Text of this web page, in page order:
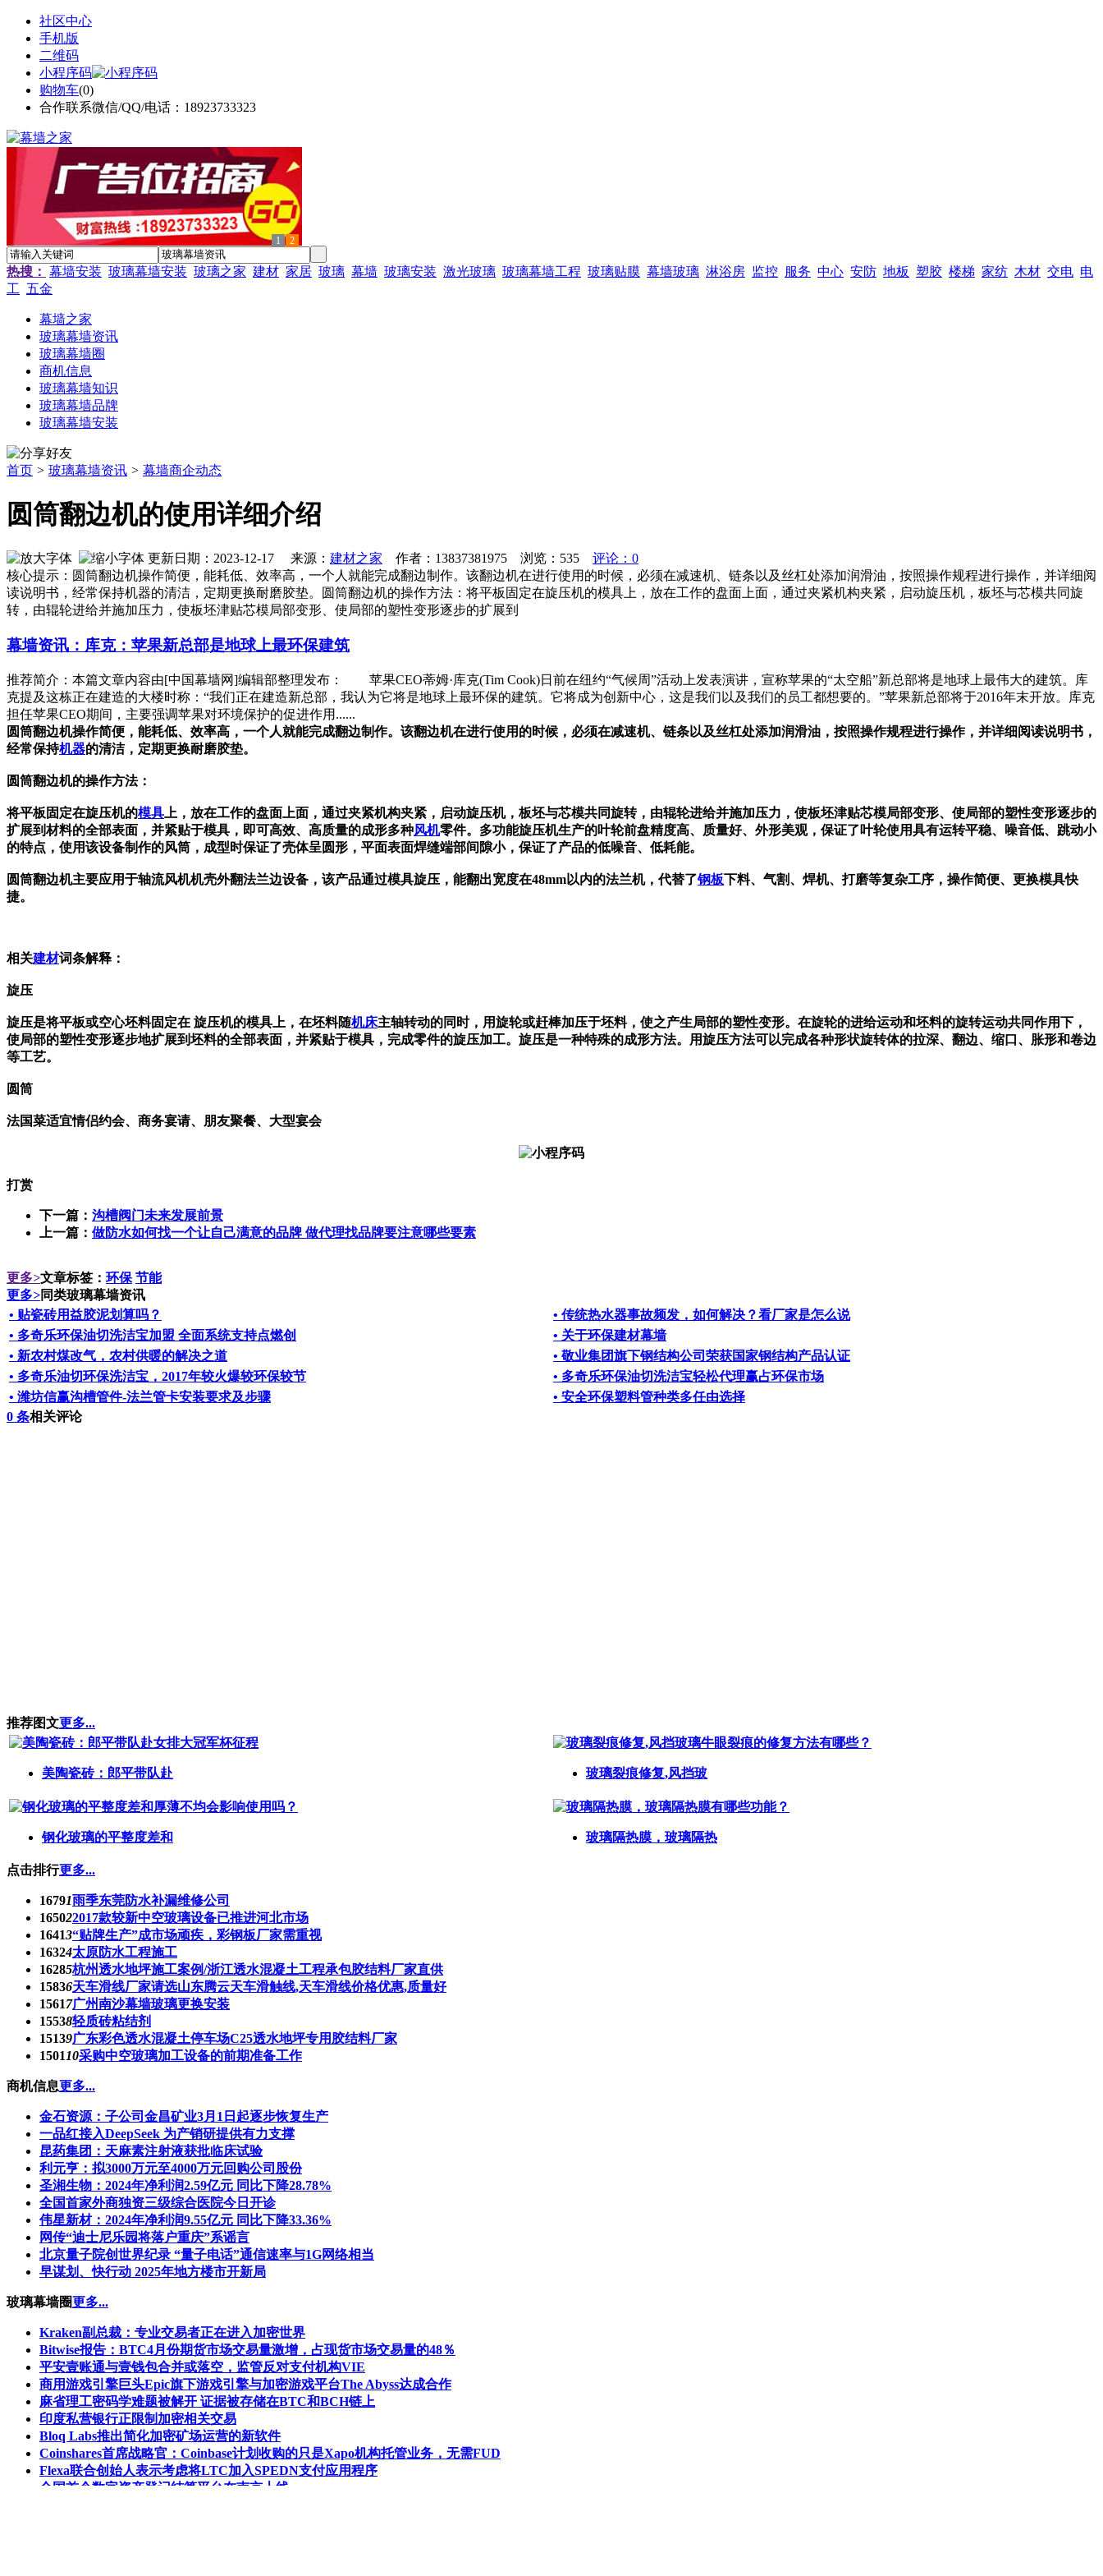
社区中心
手机版
二维码
小程序码
购物车(0)
合作联系微信/QQ/电话：18923733323
1 2
热搜： 幕墙安装 玻璃幕墙安装 玻璃之家 建材 家居 玻璃 幕墙 玻璃安装 激光玻璃 玻璃幕墙工程 玻璃贴膜 幕墙玻璃 淋浴房 监控 服务 中心 安防 地板 塑胶 楼梯 家纺 木材 交电 电
工 五金
幕墙之家
玻璃幕墙资讯
玻璃幕墙圈
商机信息
玻璃幕墙知识
玻璃幕墙品牌
玻璃幕墙安装
首页 > 玻璃幕墙资讯 > 幕墙商企动态
圆筒翻边机的使用详细介绍
更新日期：2023-12-17 来源： 建材之家 作者：13837381975 浏览： 535
评论：0
核心提示：圆筒翻边机操作简便，能耗低、效率高，一个人就能完成翻边制作。该翻边机在进行使用的时候，必须在减速机、链条以及丝杠处添加润滑油，按照操作规程进行操作，并详细阅
读说明书，经常保持机器的清洁，定期更换耐磨胶垫。圆筒翻边机的操作方法：将平板固定在旋压机的模具上，放在工作的盘面上面，通过夹紧机构夹紧，启动旋压机，板坯与芯模共同旋
转，由辊轮进给并施加压力，使板坯津贴芯模局部变形、使局部的塑性变形逐步的扩展到
幕墙资讯：库克：苹果新总部是地球上最环保建筑
推荐简介：本篇文章内容由[中国幕墙网]编辑部整理发布： 苹果CEO蒂姆·库克(Tim Cook)日前在纽约“气候周”活动上发表演讲，宣称苹果的“太空船”新总部将是地球上最伟大的建筑。库
克提及这栋正在建造的大楼时称：“我们正在建造新总部，我认为它将是地球上最环保的建筑。它将成为创新中心，这是我们以及我们的员工都想要的。”苹果新总部将于2016年末开放。库克
担任苹果CEO期间，主要强调苹果对环境保护的促进作用......
圆筒翻边机操作简便，能耗低、效率高，一个人就能完成翻边制作。该翻边机在进行使用的时候，必须在减速机、链条以及丝杠处添加润滑油，按照操作规程进行操作，并详细阅读说明书，
经常保持机器的清洁，定期更换耐磨胶垫。
圆筒翻边机的操作方法：
将平板固定在旋压机的模具 上，放在工作的盘面上面，通过夹紧机构夹紧，启动旋压机，板坯与芯模共同旋转，由辊轮进给并施加压力，使板坯津贴芯模局部变形、使局部的塑性变形逐步的
扩展到材料的全部表面，并紧贴于模具，即可高效、高质量的成形多种风机零件。多功能旋压机生产的叶轮前盘精度高、质量好、外形美观，保证了叶轮使用具有运转平稳、噪音低、跳动小
的特点，使用该设备制作的风筒，成型时保证了壳体呈圆形，平面表面焊缝端部间隙小，保证了产品的低噪音、低耗能。
圆筒翻边机主要应用于轴流风机机壳外翻法兰边设备，该产品通过模具旋压，能翻出宽度在48mm以内的法兰机，代替了钢板下料、气割、焊机、打磨等复杂工序，操作简便、更换模具快
捷。
相关建材词条解释：
旋压
旋压是将平板或空心坯料固定在 旋压机的模具上，在坯料随机床主轴转动的同时，用旋轮或赶棒加压于坯料，使之产生局部的塑性变形。在旋轮的进给运动和坯料的旋转运动共同作用下，
使局部的塑性变形逐步地扩展到坯料的全部表面，并紧贴于模具，完成零件的旋压加工。旋压是一种特殊的成形方法。用旋压方法可以完成各种形状旋转体的拉深、翻边、缩口、胀形和卷边
等工艺。
圆筒
法国菜适宜情侣约会、商务宴请、朋友聚餐、大型宴会
打赏
下一篇： 沟槽阀门未来发展前景
上一篇： 做防水如何找一个让自己满意的品牌 做代理找品牌要注意哪些要素
更多>文章标签： 环保 节能
更多>同类玻璃幕墙资讯
• 贴瓷砖用益胶泥划算吗？
• 传统热水器事故频发，如何解决？看厂家是怎么说
• 多奇乐环保油切洗洁宝加盟 全面系统支持点燃创
• 关于环保建材幕墙
• 新农村煤改气，农村供暖的解决之道
• 敬业集团旗下钢结构公司荣获国家钢结构产品认证
• 多奇乐油切环保洗洁宝，2017年较火爆较环保较节
• 多奇乐环保油切洗洁宝轻松代理赢占环保市场
• 潍坊信赢沟槽管件-法兰管卡安装要求及步骤
• 安全环保塑料管种类多任由选择
0 条相关评论
推荐图文更多...
美陶瓷砖：郎平带队赴 玻璃裂痕修复,风挡玻
钢化玻璃的平整度差和 玻璃隔热膜，玻璃隔热
点击排行更多...
16791雨季东莞防水补漏维修公司
165022017款较新中空玻璃设备已推进河北市场
16413“贴牌生产”成市场顽疾，彩钢板厂家需重视
16324太原防水工程施工
16285杭州透水地坪施工案例/浙江透水混凝土工程承包胶结料厂家直供
15836天车滑线厂家请选山东腾云天车滑触线,天车滑线价格优惠,质量好
15617广州南沙幕墙玻璃更换安装
15538轻质砖粘结剂
15139广东彩色透水混凝土停车场C25透水地坪专用胶结料厂家
1501 10采购中空玻璃加工设备的前期准备工作
商机信息更多...
金石资源：子公司金昌矿业3月1日起逐步恢复生产
一品红接入DeepSeek 为产销研提供有力支撑
昆药集团：天麻素注射液获批临床试验
利元亨：拟3000万元至4000万元回购公司股份
圣湘生物：2024年净利润2.59亿元 同比下降28.78%
全国首家外商独资三级综合医院今日开诊
伟星新材：2024年净利润9.55亿元 同比下降33.36%
网传“迪士尼乐园将落户重庆”系谣言
北京量子院创世界纪录 “量子电话”通信速率与1G网络相当
早谋划、快行动 2025年地方楼市开新局
玻璃幕墙圈更多...
Kraken副总裁：专业交易者正在进入加密世界
Bitwise报告：BTC4月份期货市场交易量激增，占现货市场交易量的48％
平安壹账通与壹钱包合并或落空，监管反对支付机构VIE
商用游戏引擎巨头Epic旗下游戏引擎与加密游戏平台The Abyss达成合作
麻省理工密码学难题被解开 证据被存储在BTC和BCH链上
印度私营银行正限制加密相关交易
Bloq Labs推出简化加密矿场运营的新软件
Coinshares首席战略官：Coinbase计划收购的只是Xapo机构托管业务，无需FUD
Flexa联合创始人表示考虑将LTC加入SPEDN支付应用程序
全国首个数字资产登记结算平台在南京上线